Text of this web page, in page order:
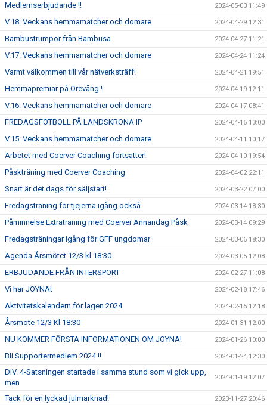
Medlemserbjudande !! 2024-05-03 11:49
V.18: Veckans hemmamatcher och domare 2024-04-29 12:31
Bambustrumpor från Bambusa 2024-04-27 11:21
V.17: Veckans hemmamatcher och domare 2024-04-24 11:24
Varmt välkommen till vår nätverksträff! 2024-04-21 19:51
Hemmapremiär på Örevång ! 2024-04-19 12:11
V.16: Veckans hemmamatcher och domare 2024-04-17 08:41
FREDAGSFOTBOLL PÅ LANDSKRONA IP 2024-04-16 13:00
V.15: Veckans hemmamatcher och domare 2024-04-11 10:17
Arbetet med Coerver Coaching fortsätter! 2024-04-10 19:54
Påskträning med Coerver Coaching 2024-04-02 22:11
Snart är det dags för säljstart! 2024-03-22 07:00
Fredagsträning för tjejerna igång också 2024-03-14 18:30
Påminnelse Extraträning med Coerver Annandag Påsk 2024-03-14 09:29
Fredagsträningar igång för GFF ungdomar 2024-03-06 18:30
Agenda Årsmötet 12/3 kl 18:30 2024-03-05 12:08
ERBJUDANDE FRÅN INTERSPORT 2024-02-27 11:08
Vi har JOYNAt 2024-02-18 17:46
Aktivitetskalendern för lagen 2024 2024-02-15 12:18
Årsmöte 12/3 Kl 18:30 2024-01-31 12:00
NU KOMMER FÖRSTA INFORMATIONEN OM JOYNA! 2024-01-26 10:00
Bli Supportermedlem 2024 !! 2024-01-24 12:30
DIV. 4-Satsningen startade i samma stund som vi gick upp,
men
2024-01-19 12:07
Tack för en lyckad julmarknad! 2023-11-27 20:46